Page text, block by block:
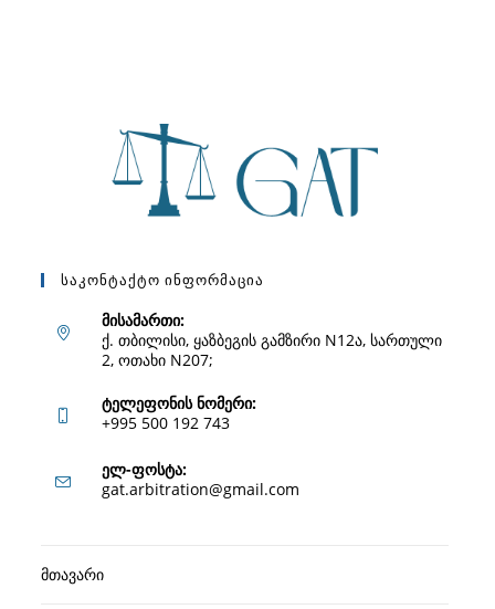
Საკონტაქტო Ინფორმაცია
მისამართი:
ქ. თბილისი, ყაზბეგის გამზირი N12ა, სართული
2, ოთახი N207;
ტელეფონის ნომერი:
+995 500 192 743
in
application
ელ-ფოსტა:
gat.arbitration@gmail.com
მთავარი